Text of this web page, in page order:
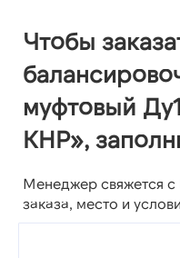
Чтобы
муфтовый
КНР»,
Менеджер свяжется с
заказа, место и